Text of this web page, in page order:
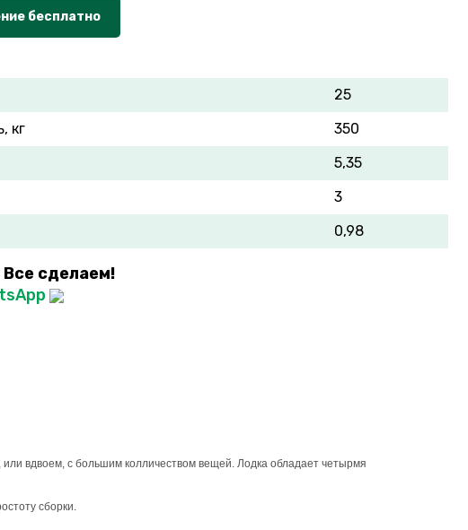
бесплатно
25
кг
350
5,35
3
0,98
сделаем!
вдвоем, с большим колличеством вещей. Лодка обладает четырмя
сборки.